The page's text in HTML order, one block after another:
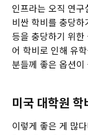
인프라는 오직 연구
비싼 학비를 충당하
등을 충당하기 위한
어 학비로 인해 유
분들께 좋은 옵션이
미국 대학원 학
이렇게 좋은 게 많